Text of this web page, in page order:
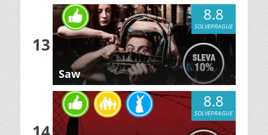
13
8.8
SOLVEPRAGUE
Saw
8.8
SOLVEPRAGUE